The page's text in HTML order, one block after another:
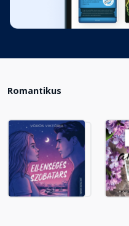
12.1 Tél kettőnknek
Fejezet hossza: 00:31:11
12.3 Tél kettőnknek
Fejezet hossza: 00:46:21
Romantikus